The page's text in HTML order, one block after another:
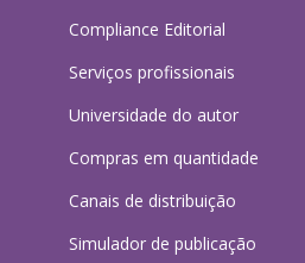
Compliance Editorial
Serviços profissionais
Universidade do autor
Compras em quantidade
Canais de distribuição
Simulador de publicação